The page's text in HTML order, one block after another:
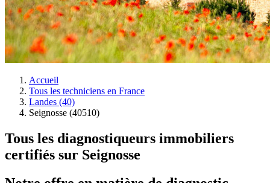
Accueil
Tous les techniciens en France
Landes (40)
Seignosse (40510)
Tous les diagnostiqueurs immobiliers
certifiés sur Seignosse